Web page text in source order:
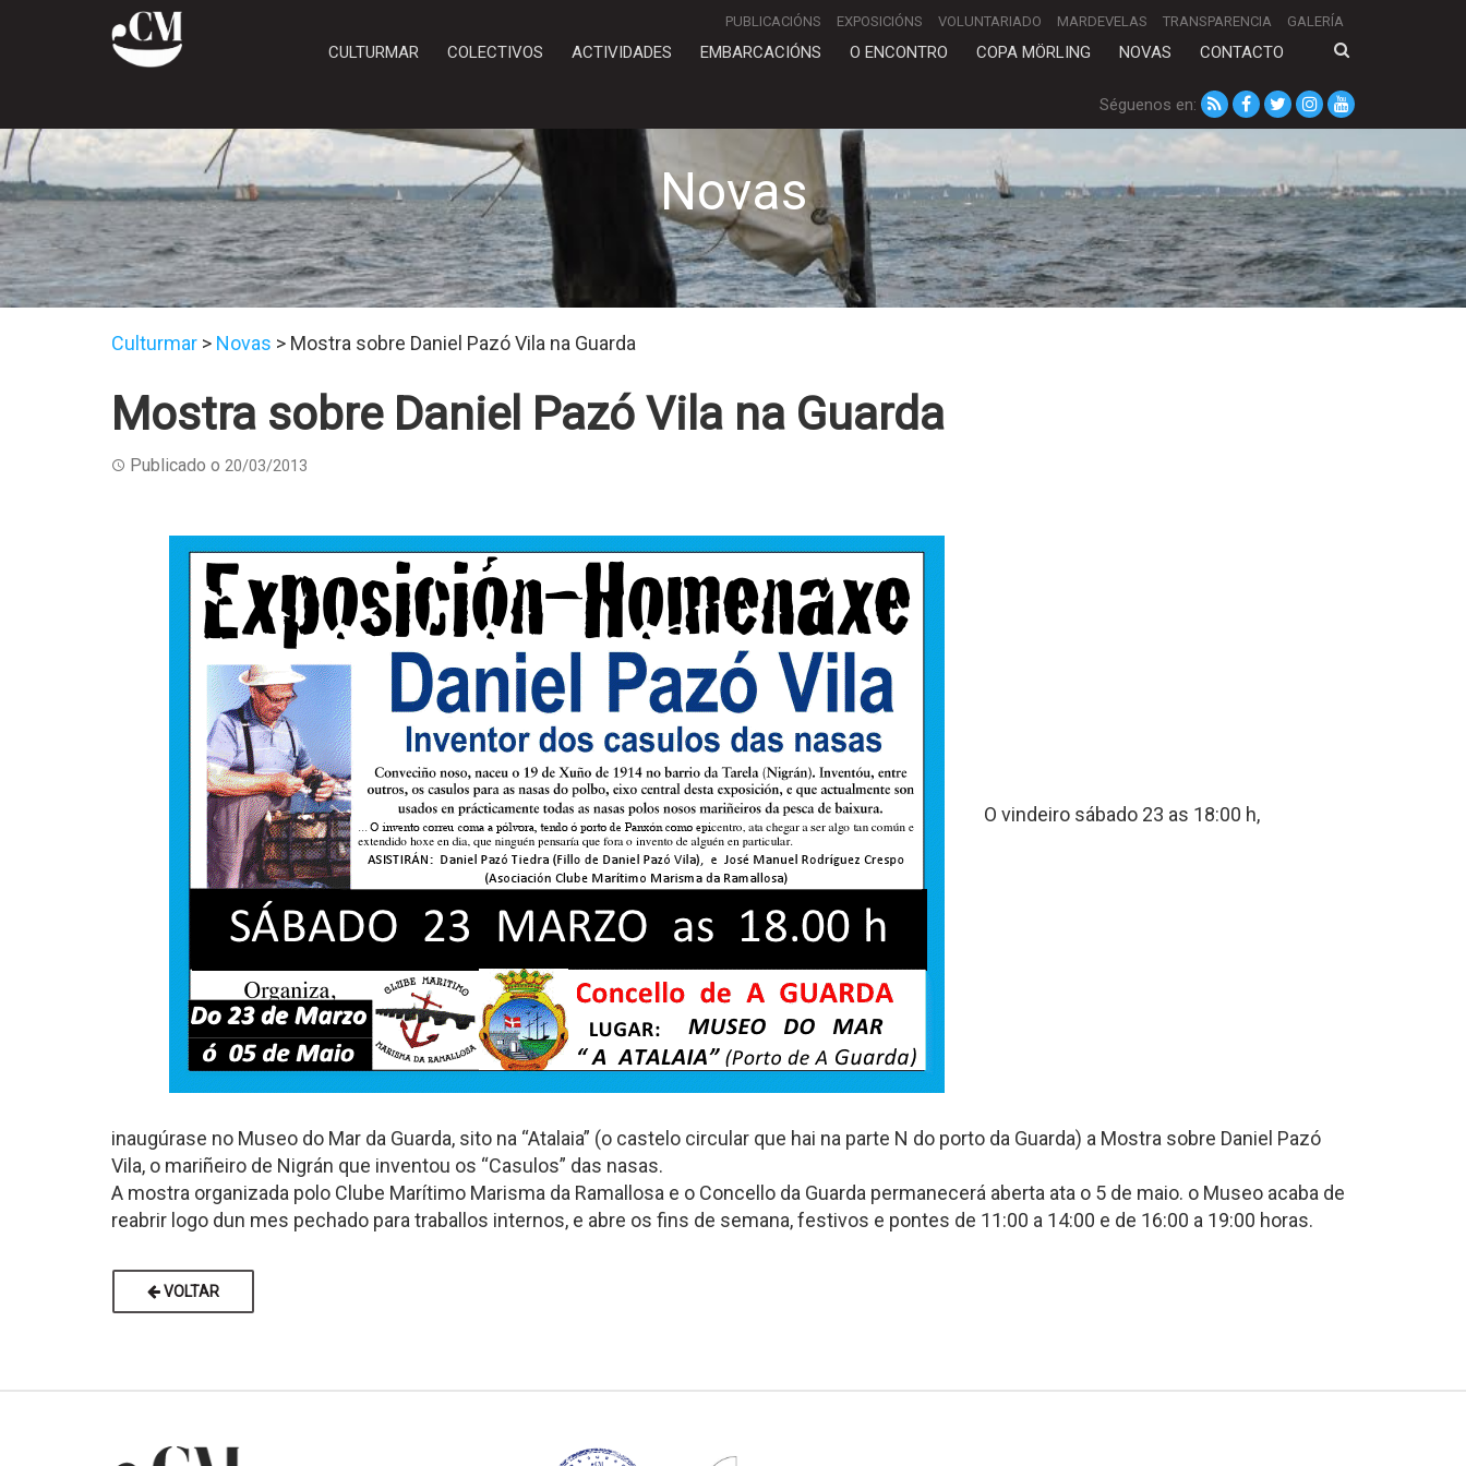
PUBLICACIÓNS EXPOSICIÓNS VOLUNTARIADO MARDEVELAS TRANSPARENCIA GALERÍA
CULTURMAR COLECTIVOS ACTIVIDADES EMBARCACIÓNS O ENCONTRO COPA MÖRLING NOVAS CONTACTO
Séguenos en:
Novas
Culturmar > Novas > Mostra sobre Daniel Pazó Vila na Guarda
Mostra sobre Daniel Pazó Vila na Guarda
Publicado o 20/03/2013
O vindeiro sábado 23 as 18:00 h,
inaugúrase no Museo do Mar da Guarda, sito na “Atalaia” (o castelo circular que hai na parte N do porto da Guarda) a Mostra sobre Daniel Pazó
Vila, o mariñeiro de Nigrán que inventou os “Casulos” das nasas.
A mostra organizada polo Clube Marítimo Marisma da Ramallosa e o Concello da Guarda permanecerá aberta ata o 5 de maio. o Museo acaba de
reabrir logo dun mes pechado para traballos internos, e abre os fins de semana, festivos e pontes de 11:00 a 14:00 e de 16:00 a 19:00 horas.
VOLTAR